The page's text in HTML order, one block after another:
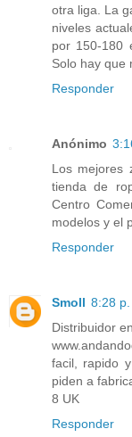
otra liga. La
niveles
por 150-180
Solo hay que
Responder
Anónimo
Los mejores
tienda de
Centro
modelos y el
Responder
Smoll 8:28 p.
Distribuidor
facil, rapido
piden a
8 UK
Responder